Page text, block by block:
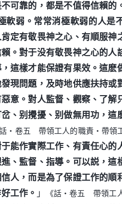
可靠的，都是不值得信賴的
軟弱。常常消極軟弱的人是
定有敬畏神之心、有順服神
。對于没有敬畏神之心的人
這樣才能保證有果效。這麽
現問題，及時地供應扶持或
意。對人監督、觀察、了解
、别攪擾、别做無用功，這
話・卷五 帶領工人的職責・帶領
能作實際工作、有責任心的
、監督、指導。可以説，這
人，而是為了保證工作的順
工作。 」
《話・卷五 帶領工